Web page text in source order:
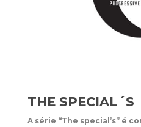
THE SPECIAL´S
A série “The special’s” é